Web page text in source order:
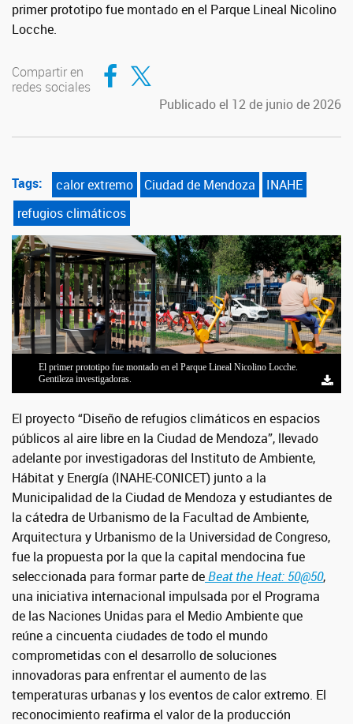
primer prototipo fue montado en el Parque Lineal Nicolino
Locche.
Compartir en
redes sociales
Compartir en Facebook
Compartir en Twitter
Publicado el 12 de junio de 2026
Tags: calor extremo Ciudad de Mendoza
INAHE
refugios climáticos
El primer prototipo fue montado en el Parque Lineal Nicolino Locche.
Gentileza investigadoras.
Equipo de trabajo. Gentileza investigadoras.
El primer prototipo fue montado en el Parque Lineal Nicolino Locche.
Gentileza investigadoras.
El proyecto “Diseño de refugios climáticos en espacios
públicos al aire libre en la Ciudad de Mendoza”, llevado
adelante por investigadoras del Instituto de Ambiente,
Hábitat y Energía (INAHE-CONICET) junto a la
Municipalidad de la Ciudad de Mendoza y estudiantes de
la cátedra de Urbanismo de la Facultad de Ambiente,
Arquitectura y Urbanismo de la Universidad de Congreso,
fue la propuesta por la que la capital mendocina fue
seleccionada para formar parte deBeat the Heat: 50@50,
una iniciativa internacional impulsada por el Programa
de las Naciones Unidas para el Medio Ambiente que
reúne a cincuenta ciudades de todo el mundo
comprometidas con el desarrollo de soluciones
innovadoras para enfrentar el aumento de las
temperaturas urbanas y los eventos de calor extremo. El
reconocimiento reafirma el valor de la producción